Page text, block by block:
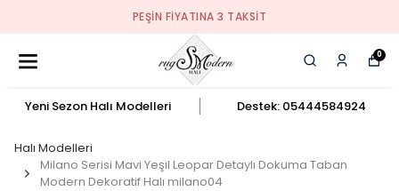
PEŞIN FIYATINA 3 TAKSIT
0
Yeni Sezon Halı Modelleri Destek: 05444584924
Halı Modelleri
Milano Serisi Mavi Yeşil Leopar Detaylı Dokuma Taban
Modern Dekoratif Halı milano04